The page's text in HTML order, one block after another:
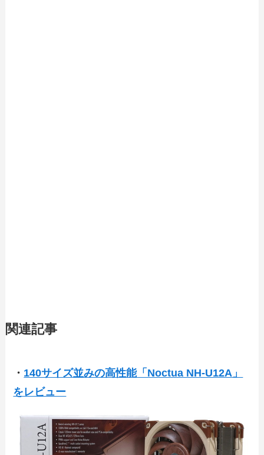
関連記事
・ 140サイズ並みの高性能「Noctua NH-U12A」
をレビュー